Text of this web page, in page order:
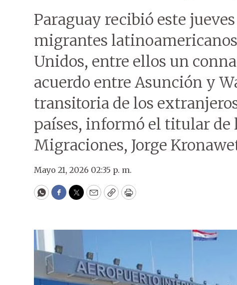
Paraguay recibió este
migrantes
Unidos, entre ellos un
acuerdo entre Asunción y
transitoria de los
países, informó el titular de
Migraciones, Jorge
Mayo 21, 2026 02:35 p. m.
WhatsApp
Facebook
Twitter
EmailCopyPrint